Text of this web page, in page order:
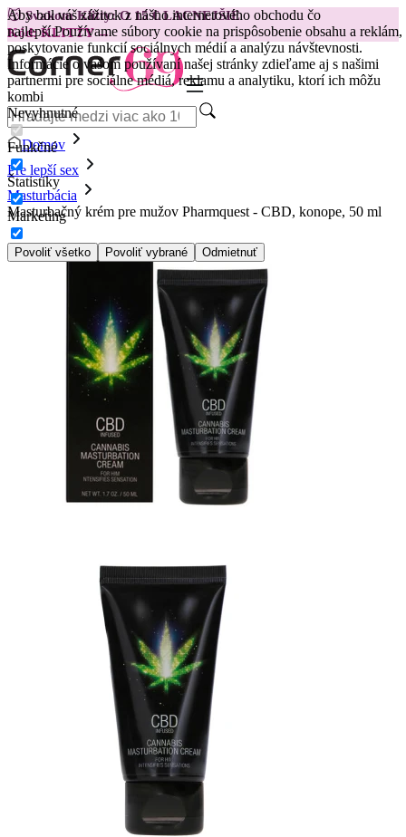
Aby bol váš zážitok z nášho internetového obchodu čo
najlepší.Používame súbory cookie na prispôsobenie obsahu a reklám,
poskytovanie funkcií sociálnych médií a analýzu návštevnosti.
Informácie o vašom používaní našej stránky zdieľame aj s našimi
partnermi pre sociálne médiá, reklamu a analytiku, ktorí ich môžu
kombi
Nevyhnutné
Funkčné
Štatistiky
Marketing
Povoliť všetko Povoliť vybrané Odmietnuť
😽Svakom Klitty: O 15 € LACNEJŠIE
Kód: KLITTY →
Domov
Pre lepší sex
Masturbácia
Masturbačný krém pre mužov Pharmquest - CBD, konope, 50 ml